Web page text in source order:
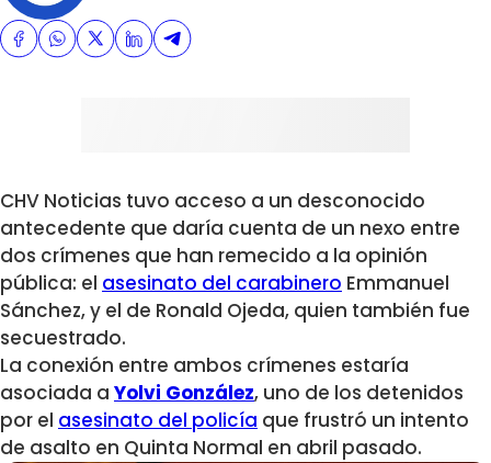
CHV Noticias tuvo acceso a un desconocido
antecedente que daría cuenta de un nexo entre
dos crímenes que han remecido a la opinión
pública: el asesinato del carabinero Emmanuel
Sánchez, y el de Ronald Ojeda, quien también fue
secuestrado.
La conexión entre ambos crímenes estaría
asociada a Yolvi González, uno de los detenidos
por el asesinato del policía que frustró un intento
de asalto en Quinta Normal en abril pasado.